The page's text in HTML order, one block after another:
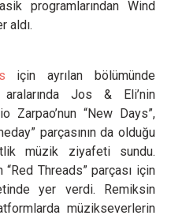
programlarından Wind
aldı.
için ayrılan bölümünde
Jos & Eli’nin
Zarpao’nun “New Days”,
parçasının da olduğu
müzik ziyafeti sundu.
“Red Threads” parçası için
yer verdi. Remiksin
müzikseverlerin